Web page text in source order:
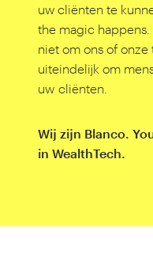
uw cliënten te
the magic
niet om ons of
uiteindelijk om
uw cliënten.
Wij zijn Blanco.
in WealthTech.